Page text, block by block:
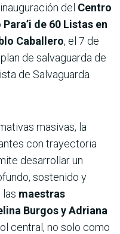
del Centro
de 60 Listas en
Caballero, el 7 de
de salvaguarda de
de Salvaguarda
masivas, la
con trayectoria
desarrollar un
sostenido y
las maestras
Burgos y Adriana
central, no solo como